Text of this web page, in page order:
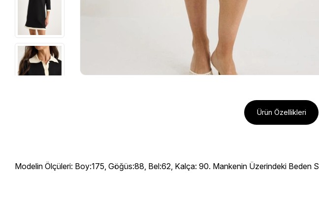
Ürün Özellikleri
Modelin Ölçüleri: Boy:175, Göğüs:88, Bel:62, Kalça: 90. Mankenin Üzerindeki Beden